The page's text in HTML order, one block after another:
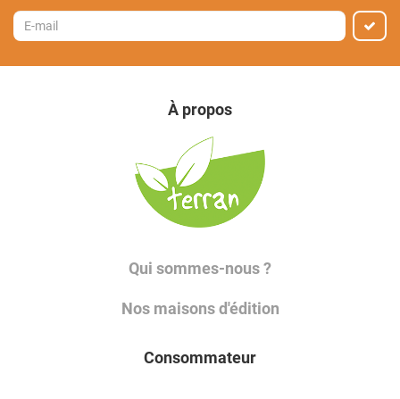
À propos
Qui sommes-nous ?
Nos maisons d'édition
Consommateur